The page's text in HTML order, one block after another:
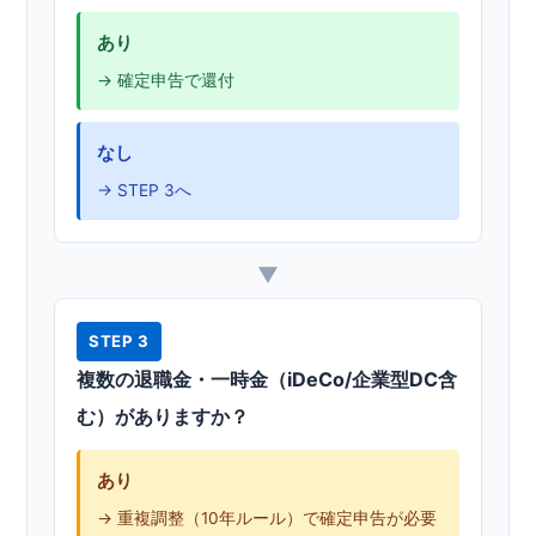
あり
→ 確定申告で還付
なし
→ STEP 3へ
▼
STEP 3
複数の退職金・一時金（iDeCo/企業型DC含
む）がありますか？
あり
→ 重複調整（10年ルール）で確定申告が必要